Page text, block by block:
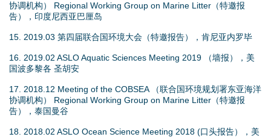
协调机构） Regional Working Group on Marine Litter（特邀报
告），印度尼西亚巴厘岛
15. 2019.03 第四届联合国环境大会（特邀报告），肯尼亚内罗毕
16. 2019.02 ASLO Aquatic Sciences Meeting 2019 （墙报），美
国波多黎各 圣胡安
17. 2018.12 Meeting of the COBSEA （联合国环境规划署东亚海洋
协调机构） Regional Working Group on Marine Litter（特邀报
告），泰国曼谷
18. 2018.02 ASLO Ocean Science Meeting 2018 (口头报告），美